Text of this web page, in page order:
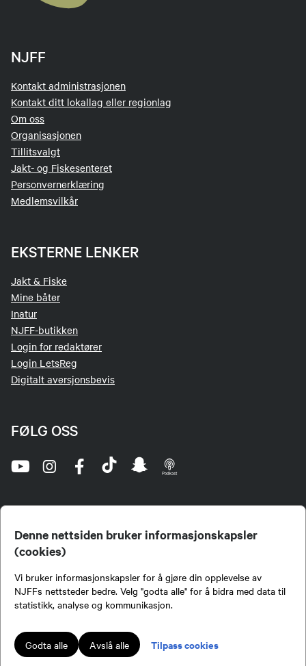
Denne nettsiden bruker informasjonskapsler
(cookies)
Vi bruker informasjonskapsler for å gjøre din opplevelse av
NJFFs nettsteder bedre. Velg "godta alle" for å bidra med data til
statistikk, analyse og kommunikasjon.
Godta alle Avslå alle Tilpass cookies
NJFF
Kontakt administrasjonen
Kontakt ditt lokallag eller regionlag
Om oss
Organisasjonen
Tillitsvalgt
Jakt- og Fiskesenteret
Personvernerklæring
Medlemsvilkår
EKSTERNE LENKER
Jakt & Fiske
Mine båter
Inatur
NJFF-butikken
Login for redaktører
Login LetsReg
Digitalt aversjonsbevis
FØLG OSS
jegere og sportsfiskere og et av de viktigste miljøene for formidling av kunnskap om jakt og
fiske i Norge. Vi er en partipolitisk nøytral organisasjon, men har et sterkt jakt-, fiske-, og
naturpolitisk engasjement i mange saker.
Lokalforeninger tilsluttet Norges Jeger- og Fiskerforbund har ansvar for innhold de
publiserer på njff.no.